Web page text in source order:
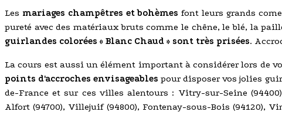
Les mariages champêtres et bohèmes font leurs grands
pureté avec des matériaux bruts comme le chêne, le blé, la
guirlandes colorées « Blanc Chaud » sont très prisées.
La cours est aussi un élément important à considérer lors de
points d'accroches envisageables pour disposer vos jolies
de-France et sur ces villes alentours : Vitry-sur-Seine
Alfort (94700), Villejuif (94800), Fontenay-sous-Bois (94120),